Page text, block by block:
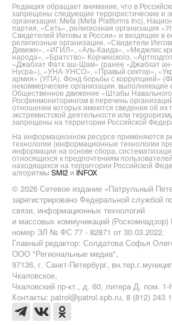
Редакция обращает внимание, что в
запрещены следующие террористические и
организации: Meta (Meta Platforms Inc),
партия, «Сеть», религиозная организация
Свидетелей Иеговы в России» и входящие в
религиозные организации, «Свидетели
Дивижн», «ИГИЛ», «Аль-Каида», «Меджлис
народа», «Братство» Корчинского,
«Джабхат Фатх аш-Шам» (ранее «Джабхат
Нусра»), «УНА-УНСО», «Правый сектор»,
армия» (УПА). Фонд борьбы с коррупцией»
некоммерческие организации, выполняющие
Общественное движение «Штабы
Росфинмониторингом в перечень
отношении которых имеются сведения об их
экстремистской деятельности или
запрещены на территории Российской
На информационном ресурсе применяются
технологии (информационные технологии
информации на основе сбора,
относящихся к предпочтениям
находящихся на территории Российской
алгоритмы SMI2 и INFOX
© 2026 Сетевое издание «Патрульный
зарегистрировано Федеральной службой
связи, информационных технологий
и массовых коммуникаций (Роскомнадзор)
номер ЭЛ № ФС 77 - 82871 от 30.03.2022.
Главный редактор: Солдатова Софья
ООО "Региональные медиа",
97136, г. Санкт-Петербург,
Чкаловское,
Чкаловский пр-кт., д. 60, литера Д, пом. 1-
Контакты: patrol@patrol.spb.ru, 8 (812) 243